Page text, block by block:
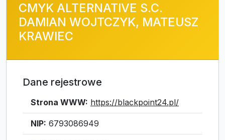
CMYK ALTERNATIVE S.C.
DAMIAN WOJTCZYK, MATEUSZ
KRAWIEC
Dane rejestrowe
Strona WWW: https://blackpoint24.pl/
NIP: 6793086949